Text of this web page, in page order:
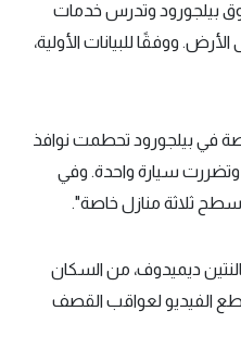
بيلجورود وتدرس خدمات
ووفقًا للبيانات الأولية،
في بيلجورود تحطمت نوافذ
وتضررت سيارة واحدة. وفي
ثلاثة منازل خاصة".
ديميدوف، من السكان
الفيديو لعواقب القصف